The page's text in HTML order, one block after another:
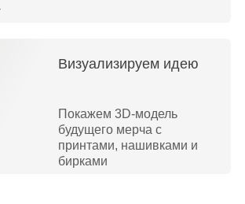
Визуализируем идею
Покажем 3D-модель
будущего мерча с
принтами, нашивками и
бирками